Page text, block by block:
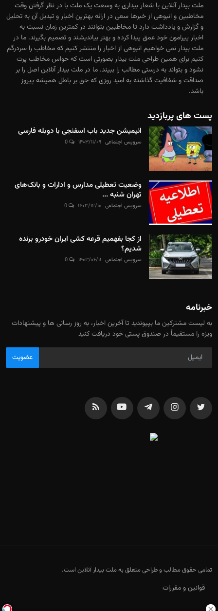
ملت بیدار آنلاین با شعار بیداری به وسعت یک ملت با در نظر گرفتن وقت
مخاطبین و انبوهی از خبرها سعی در ارائه بهترین اخبار و تبدیل آن به تحلیل
و گزارش و یادداشت دارد تا مخاطبین بتوانند در کمترین زمان نسبت به
اخبار پیرامون خود عمق پیدا کرده و بهتر بیاندیشند و تصمیم بگیرند. ما در
ملت بیدار نمی خواهیم انبوهی از اخبار را منتشر کنیم که مخاطب را سردرگم
کنیم برای همین طراحی ملت بیدار بصورتی است که حواس مخاطب پرت
نشود و بتواند به درستی مطالب را ببیند. ما در ملت بیدار آنلاین اصل را بر
صداقت و شفافیت گذاشته به امید روزی که حق بر باطل همیشه پیروز
باشد.
پست های پربازدید
انیمیشن جدید باب اسفنجی با دوبله فارسی
سرویس اجتماعی ۱۴۰۳/۱۱/۰۹
وضعیت تعطیلی مدارس و ادارات و بانک‌های
تهران شنبه ...
سرویس اجتماعی ۱۴۰۳/۱۲/۱۰
از کجا بفهمیم قرعه کشی ایران خودرو برنده
شدیم؟
سرویس اجتماعی ۱۴۰۳/۰۶/۱۱
خبرنامه
به لیست مشترکین ما بپیوندید تا آخرین اخبار، به روز رسانی ها و پیشنهادات
ویژه را مستقیماً در صندوق پستی خود دریافت کنید
عضویت
تمامی حقوق مطالب و طراحی متعلق به ملت بیدار آنلاین است.
قوانین و مقررات